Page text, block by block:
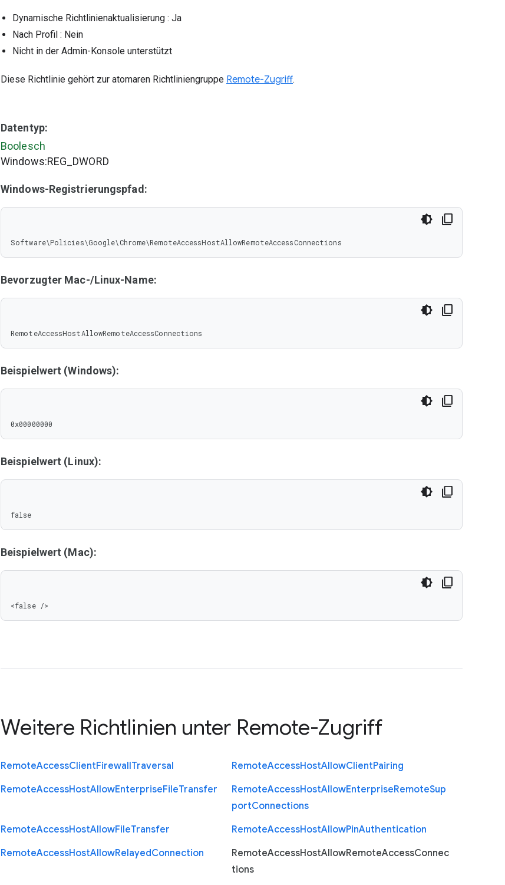
Dynamische Richtlinienaktualisierung : Ja
Nach Profil : Nein
Nicht in der Admin-Konsole unterstützt
Diese Richtlinie gehört zur atomaren Richtliniengruppe Remote-Zugriff.
Datentyp:
Boolesch
Windows:REG_DWORD
Windows-Registrierungspfad:
Software\Policies\Google\Chrome\RemoteAccessHostAllowRemoteAccessConnections
Bevorzugter Mac-/Linux-Name:
RemoteAccessHostAllowRemoteAccessConnections
Beispielwert (Windows):
0x00000000
Beispielwert (Linux):
false
Beispielwert (Mac):
<false />
Weitere Richtlinien unter Remote-Zugriff
RemoteAccessClientFirewallTraversal RemoteAccessHostAllowClientPairing
RemoteAccessHostAllowEnterpriseFileTransfer RemoteAccessHostAllowEnterpriseRemoteSup
portConnections
RemoteAccessHostAllowFileTransfer RemoteAccessHostAllowPinAuthentication
RemoteAccessHostAllowRelayedConnection RemoteAccessHostAllowRemoteAccessConnec
tions